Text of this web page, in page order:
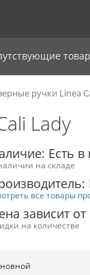
ручки Linea
Lady
Есть в
на складе
все товары
зависит
на количестве